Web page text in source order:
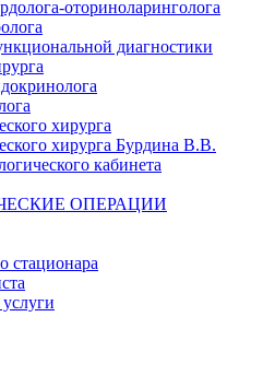
оториноларинголога
диагностики
хирурга
хирурга Бурдина В.В.
кабинета
ОПЕРАЦИИ
стационара